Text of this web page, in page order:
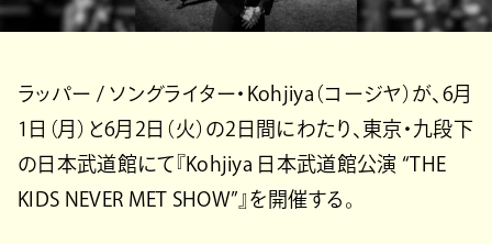
ラッパー / ソングライター・Kohjiya（コージヤ）が、6月
1日（月）と6月2日（火）の2日間にわたり、東京・九段下
の日本武道館にて『Kohjiya 日本武道館公演 “THE
KIDS NEVER MET SHOW”』を開催する。